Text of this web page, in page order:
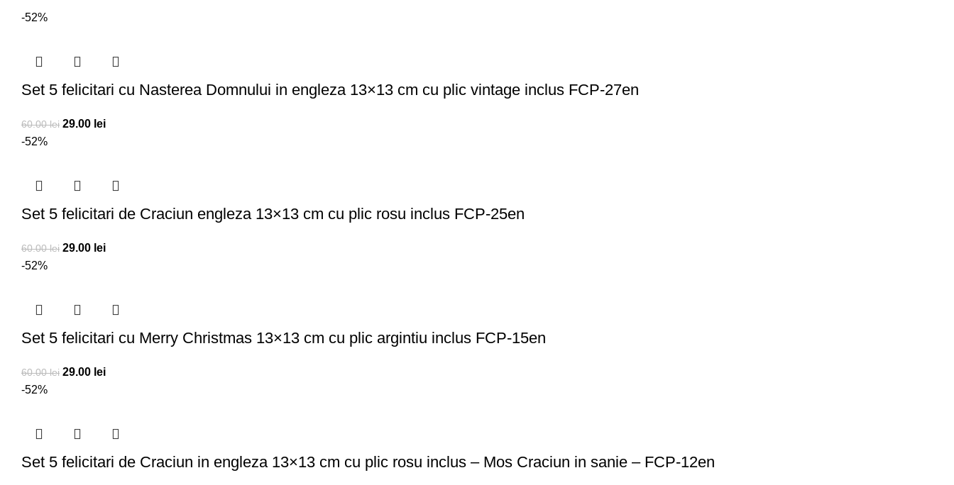
-52%
Set 5 felicitari cu Nasterea Domnului in engleza 13×13 cm cu plic vintage inclus FCP-27en
60.00lei 29.00 lei
-52%
Set 5 felicitari de Craciun engleza 13×13 cm cu plic rosu inclus FCP-25en
60.00lei 29.00 lei
-52%
Set 5 felicitari cu Merry Christmas 13×13 cm cu plic argintiu inclus FCP-15en
60.00lei 29.00 lei
-52%
Set 5 felicitari de Craciun in engleza 13×13 cm cu plic rosu inclus – Mos Craciun in sanie – FCP-12en